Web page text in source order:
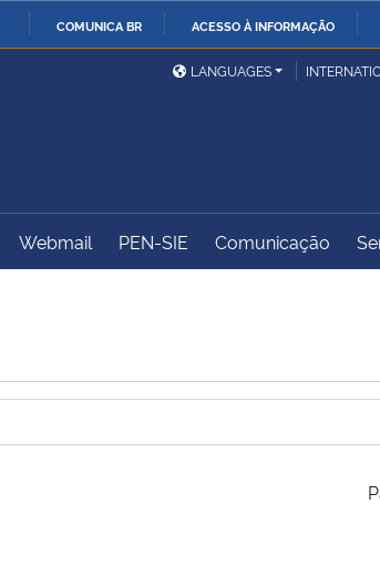
COMUNICA BR ACESSO À INFORMAÇÃO
Defesa
Ministério das Relações
Exteriores
Controladoria-Geral da
LANGUAGES
Webmail PEN-SIE Comunicação